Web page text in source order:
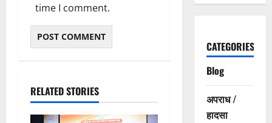
time I comment.
RELATED STORIES
CATEGORIES
Blog
अपराध /
हादसा